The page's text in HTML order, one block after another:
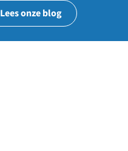
Lees onze blog